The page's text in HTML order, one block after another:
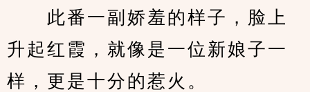
此番一副娇羞的样子，脸上
升起红霞，就像是一位新娘子一
样，更是十分的惹火。